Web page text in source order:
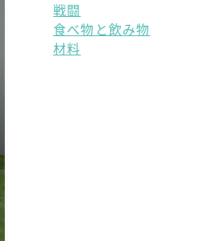
戦闘
食べ物と飲み物
材料